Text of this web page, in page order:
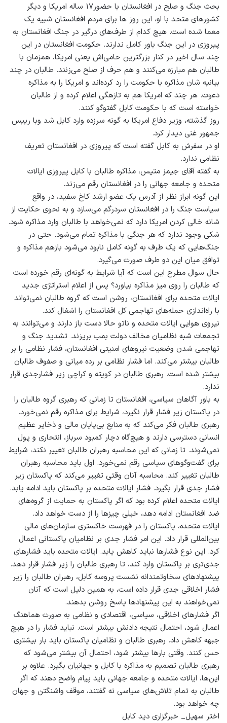
بحث جنگ و صلح در افغانستان با حضور۱۷ ساله امریکا و دیگر
کشورهای متحد با او، این روز ها برای مردم افغانستان شبیه یک
معما شده است. هیچ کدام از طرف‌های درگیر در جنگ افغانستان به
پیروزی در این جنگ باور کامل ندارند. حکومت افغانستان در این
چند سال اخیر در کنار بزرگترین حامی‌اش یعنی امریکا، همزمان با
طالبان هم مبارزه می‌کنند و هم حرف از صلح می‌زنند. طالبان در چند
بیانیه شان مذاکره با حکومت را رد کرده‌اند و امریکا را به مذاکره
دعوت. هر چند که امریکا هم به تازه‏گی اعلام کرده و از طالبان
خواسته است که با حکومت کابل گفت‏وگو کنند.
روز گذشته، وزیر دفاع امریکا به گونه سرزده وارد کابل شد وبا رییس
جمهور غنی دیدار کرد.
او در سفرش به کابل گفته است که پیروزی در افغانستان تعریف
نظامی ندارد.
به گفته‌ آقای جیمز متیس، مذاکره‌ طالبان با کابل پیروزی ایالات
متحده و جامعه‌ جهانی را در افغانستان رقم می‌زند.
این گونه ابراز نظر از آدرس یک عضو ارشد کاخ سفید، در واقع
سیاست جنگ را در افغانستان سردرگم می‌سازد و به نحوی حکایت از
شانه خالی کردن امریکا دارد که نمی‌خواهد با طالبان وارد مذاکره شود.
شکی وجود ندارد که هر جنگی با مذاکره تمام می‌شود. حتی در
جنگ‌هایی که یک طرف به گونه کامل نابود می‌شود بازهم مذاکره و
توافق میان این دو طرف صورت می‌گیرد.
حال سوال مطرح این است که آیا شرایط به گونه‌ای رقم خورده است
که طالبان را روی میز مذاکره بیاورد؟ پس از اعلام استراتژی جدید
ایالات متحده برای افغانستان، روشن است که گروه طالبان نمی‌تواند
با راه‌اندازی حمله‌های تهاجمی کل افغانستان را اشغال کند.
نیروی هوایی ایالات متحده و ناتو حالا دست باز دارند و می‌توانند به
تجمعات شبه‌ نظامیان مخالف دولت بمب بریزند. تشدید جنگ و
تهاجمی شدن وضعیت نیروهای امنیتی افغانستان، فشار نظامی را بر
طالبان بیشتر می‌کند. اما فشار نظامی بر رده‌ میانی و صفوف طالبان
بیشتر شده است. رهبری طالبان در کویته و کراچی زیر فشارجدی قرار
ندارد.
به باور آگاهان سیاسی، افغانستان تا زمانی که رهبری گروه طالبان را
در پاکستان زیر فشار قرار نگیرد، شرایط برای مذاکره رقم نمی‌خورد.
رهبری طالبان فکر می‌کند که به منابع بی‌پایان مالی و ذخایر عظیم
انسانی دسترسی دارند و هیچ‌گاه دچار کمبود سرباز، انتحاری و پول
نمی‌شوند. تا زمانی که این محاسبه‌ رهبران طالبان تغییر نکند، شرایط
برای گفت‌وگوهای سیاسی رقم نمی‌خورد. اول باید محاسبه‌ رهبران
طالبان تغییر کند. محاسبه‌ آنان وقتی تغییر می‌کند که پاکستان زیر
فشار جدی قرار بگیرد. فشار ایالات متحده بر پاکستان باید ادامه یابد.
ایالات متحده اعلام کرده بود که اگر پاکستان به حمایت از گروه‌های
ضد افغانستان ادامه دهد، خیلی چیزها را از دست خواهد داد.
ایالات متحده، پاکستان را در فهرست خاکستری سازمان‌های مالی
بین‌المللی قرار داد. این امر فشار جدی بر نظامیان پاکستانی اعمال
کرد. این نوع فشارها نباید کاهش یابد. ایالات متحده باید فشارهای
جدی‌تری بر پاکستان وارد کند، تا رهبری طالبان را زیر فشار قرار دهد.
پیشنهادهای سخاوتمندانه‌ نشست پروسه‌ کابل، رهبران طالبان را زیر
فشار اخلاقی جدی قرار داده است، به همین دلیل است که آنان
نمی‌خواهند به این پیشنهاد‌ها پاسخ روشن بدهند.
اگر فشارهای اخلاقی، سیاسی، اقتصادی و نظامی به صورت هماهنگ
اعمال شود، احتمال نتیجه دادنش بیشتر است. نباید فشار را در هیچ
جبهه‌ کاهش داد. رهبری طالبان و نظامیان پاکستان باید بار بیشتری
حس کنند. وقتی بارها بیشتر شود، احتمال آن بیشتر می‌شود که
رهبری طالبان تصمیم به مذاکره‌ با کابل و جهانیان بگیرد. علاوه بر
این‌ها، ایالات متحده و جامعه‌ جهانی باید پیام واضح دهند که اگر
طالبان به تمام تلاش‌های سیاسی نه گفتند، موقف واشنگتن و جهان
چه خواهد بود.
اختر سهیل_ خبرگزاری دید کابل